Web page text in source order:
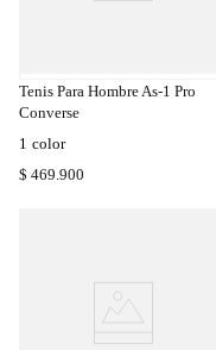
Tenis Para Hombre As-1 Pro
Converse
1 color
$ 469.900